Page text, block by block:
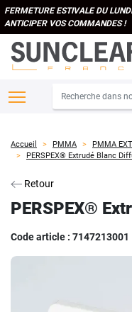
FERMETURE ESTIVALE DU
ANTICIPER VOS COMMANDES !
Accueil PMMA PMMA
PERSPEX® Extrudé Blanc
Retour
PERSPEX®
Code article : 7147213001